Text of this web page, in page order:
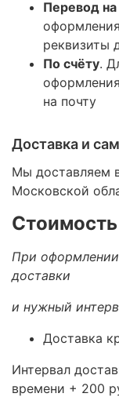
Перевод на
реквизиты
По счёту.
на почту
Доставка и
Мы доставляем
Московской
При
доставки
и нужный
Доставка
Интервал
времени + 200